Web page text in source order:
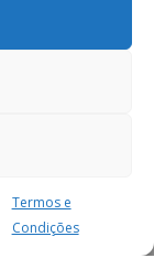
Termos e
Condições